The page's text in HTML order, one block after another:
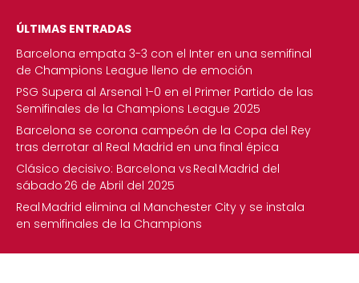
ÚLTIMAS ENTRADAS
Barcelona empata 3-3 con el Inter en una semifinal
de Champions League lleno de emoción
PSG Supera al Arsenal 1-0 en el Primer Partido de las
Semifinales de la Champions League 2025
Barcelona se corona campeón de la Copa del Rey
tras derrotar al Real Madrid en una final épica
Clásico decisivo: Barcelona vs Real Madrid del
sábado 26 de Abril del 2025
Real Madrid elimina al Manchester City y se instala
en semifinales de la Champions